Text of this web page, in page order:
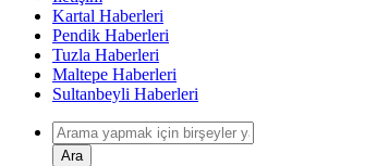
Kartal Haberleri
Pendik Haberleri
Tuzla Haberleri
Maltepe Haberleri
Sultanbeyli Haberleri
Ara